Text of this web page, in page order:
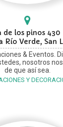
de los pinos 430
Río Verde, San
& Eventos.
nosotros
de que así sea.
Y